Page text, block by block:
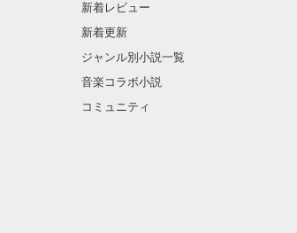
新着レビュー
新着更新
ジャンル別小説一覧
音楽コラボ小説
コミュニティ